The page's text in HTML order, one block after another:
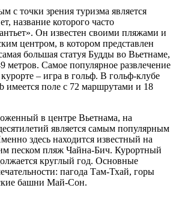
с точки зрения туризма является
название которого часто
Он известен своими пляжами и
центром, в котором представлен
большая статуя Будды во Вьетнаме,
метров. Самое популярное развлечение
– игра в гольф. В гольф-клубе
имеется поле с 72 маршрутами и 18
в центре Вьетнама, на
является самым популярным
здесь находится известный на
песком пляж Чайна-Бич. Курортный
круглый год. Основные
пагода Там-Тхай, горы
башни Май-Сон.